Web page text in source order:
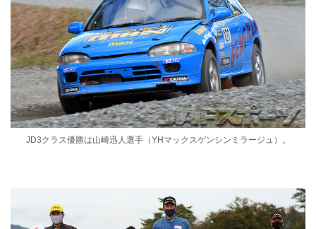
JD3クラス優勝は山崎迅人選手（YHマックスゲンシンミラージュ）。